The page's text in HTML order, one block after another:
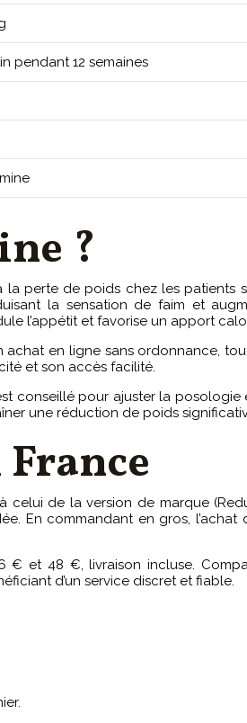
pendant 12 semaines
?
perte de poids chez les patients
la sensation de faim et
l’appétit et favorise un apport
en ligne sans ordonnance,
et son accès facilité.
conseillé pour ajuster la posologie
une réduction de poids
de la version de marque
En commandant en gros,
et 48 €, livraison incluse.
d’un service discret et fiable.